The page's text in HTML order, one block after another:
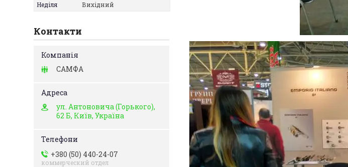
Неділя
Вихідний
Контакти
САМФА
ул. Антоновича (Горького),
62 Б, Київ, Україна
+380 (50) 440-24-07
коммерческий отдел